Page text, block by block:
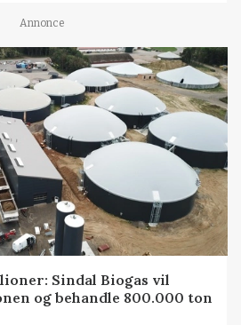
Annonce
Sindal Biogas vil
og behandle 800.000 ton